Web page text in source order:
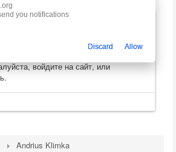
пользователи могут
войдите на сайт, или
Andrius Klimka
you notifications
Discard Allow